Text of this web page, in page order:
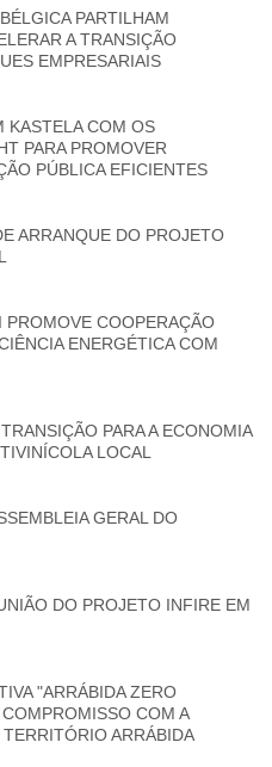
PARTILHAM
A TRANSIÇÃO
EMPRESARIAIS
KASTELA COM OS
PARA PROMOVER
PÚBLICA EFICIENTES
ARRANQUE DO PROJETO
COOPERAÇÃO
ENERGÉTICA COM
PARA A ECONOMIA
LOCAL
GERAL DO
DO PROJETO INFIRE EM
"ARRÁBIDA ZERO
COM A
ARRÁBIDA